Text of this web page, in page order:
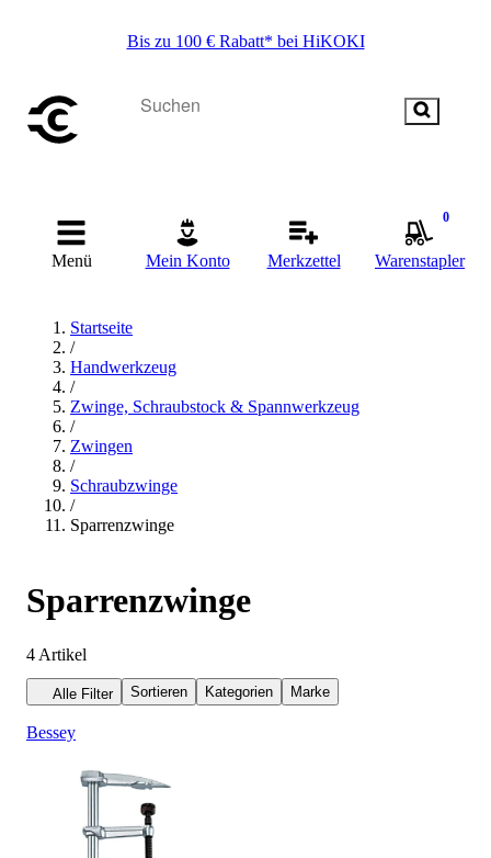
Bis zu 100 € Rabatt* bei HiKOKI
Menü Mein Konto Merkzettel
0
Warenstapler
Startseite
/
Handwerkzeug
/
Zwinge, Schraubstock & Spannwerkzeug
/
Zwingen
/
Schraubzwinge
/
Sparrenzwinge
Sparrenzwinge
4 Artikel
Alle Filter Sortieren Kategorien Marke
Bessey